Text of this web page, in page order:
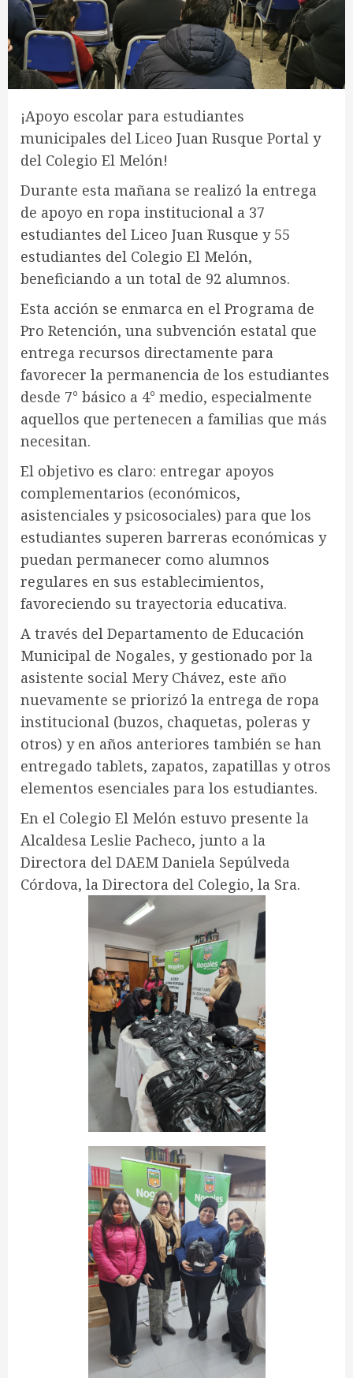
¡Apoyo escolar para estudiantes
municipales del Liceo Juan Rusque Portal y
del Colegio El Melón!
Durante esta mañana se realizó la entrega
de apoyo en ropa institucional a 37
estudiantes del Liceo Juan Rusque y 55
estudiantes del Colegio El Melón,
beneficiando a un total de 92 alumnos.
Esta acción se enmarca en el Programa de
Pro Retención, una subvención estatal que
entrega recursos directamente para
favorecer la permanencia de los estudiantes
desde 7° básico a 4° medio, especialmente
aquellos que pertenecen a familias que más
necesitan.
El objetivo es claro: entregar apoyos
complementarios (económicos,
asistenciales y psicosociales) para que los
estudiantes superen barreras económicas y
puedan permanecer como alumnos
regulares en sus establecimientos,
favoreciendo su trayectoria educativa.
A través del Departamento de Educación
Municipal de Nogales, y gestionado por la
asistente social Mery Chávez, este año
nuevamente se priorizó la entrega de ropa
institucional (buzos, chaquetas, poleras y
otros) y en años anteriores también se han
entregado tablets, zapatos, zapatillas y otros
elementos esenciales para los estudiantes.
En el Colegio El Melón estuvo presente la
Alcaldesa Leslie Pacheco, junto a la
Directora del DAEM Daniela Sepúlveda
Córdova, la Directora del Colegio, la Sra.